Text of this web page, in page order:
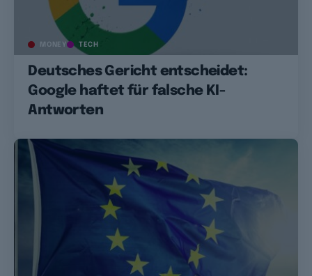
MONEY TECH
Deutsches Gericht entscheidet:
Google haftet für falsche KI-
Antworten